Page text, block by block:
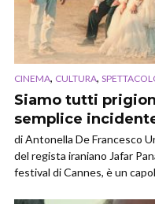
CINEMA, CULTURA,
Siamo tutti
semplice
di Antonella De Francesco
del regista iraniano Jafar
festival di Cannes, è un